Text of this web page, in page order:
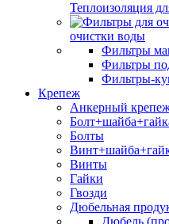
Теплоизоляция
очистки воды
Фильтры
Фильтры
Фильтры-
Крепеж
Анкерный
Болты
Винты
Гайки
Гвозди
Дюбельная
Дюбель